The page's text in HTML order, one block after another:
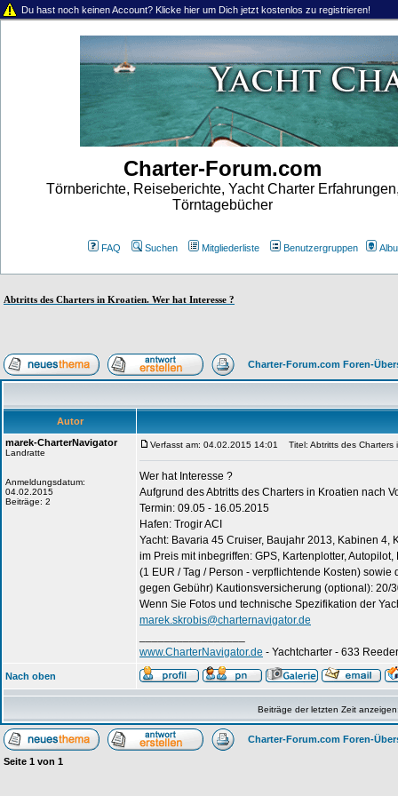
Du hast noch keinen Account? Klicke hier um Dich jetzt kostenlos zu registrieren!
Charter-Forum.com
Törnberichte, Reiseberichte, Yacht Charter
Törntagebücher
FAQ Suchen Mitgliederliste Benutzergruppen
Abtritts des Charters in Kroatien. Wer hat Interesse ?
Charter-Forum.com Foren-
Autor
marek-CharterNavigator
Landratte
Anmeldungsdatum:
04.02.2015
Beiträge: 2
Verfasst am: 04.02.2015 14:01 Titel: Abtritts des Charters
Wer hat Interesse ?
Aufgrund des Abtritts des Charters in Kroatien nach
Termin: 09.05 - 16.05.2015
Hafen: Trogir ACI
Yacht: Bavaria 45 Cruiser, Baujahr 2013, Kabinen
im Preis mit inbegriffen: GPS, Kartenplotter,
(1 EUR / Tag / Person - verpflichtende Kosten)
gegen Gebühr) Kautionsversicherung (optional): 20/
Wenn Sie Fotos und technische Spezifikation der
marek.skrobis@charternavigator.de
www.CharterNavigator.de - Yachtcharter - 633
Nach oben
Beiträge der letzten Zeit
Charter-Forum.com Foren-
Seite 1 von 1